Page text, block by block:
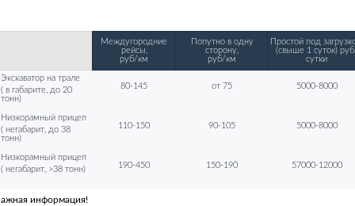
Междугородние
рейсы,
руб/км
Попутно в одну
сторону,
руб/км
Простой под
(свыше 1 суток)
сутки
Экскаватор на трале
( в габарите, до 20
тонн)
80-145 от 75 5000-8000
Низкорамный прицеп
( негабарит, до 38
тонн)
110-150 90-105 5000-8000
Низкорамный прицеп
( негабарит, >38 тонн)
190-450 150-190 57000-12000
информация!